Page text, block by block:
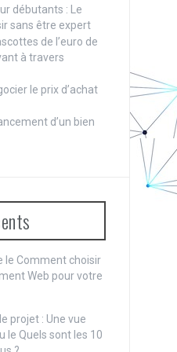
débutants : Le
sans être expert
de l’euro de
à travers
le prix d’achat
d’un bien
le Comment choisir
Web pour votre
projet : Une vue
le Quels sont les 10